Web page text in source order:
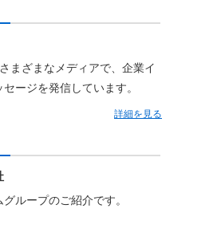
まざまなメディアで、企業イ
セージを発信しています。
詳細を見る
ループのご紹介です。